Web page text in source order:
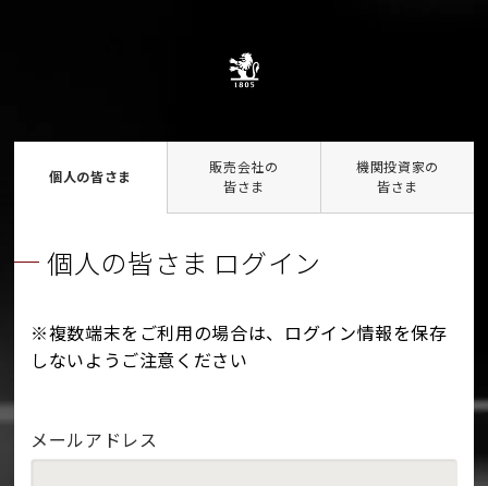
個人の皆さま
販売会社の
皆さま
機関投資家の
皆さま
個人の皆さま ログイン
※複数端末をご利用の場合は、ログイン情報を保存
しないようご注意ください
メールアドレス